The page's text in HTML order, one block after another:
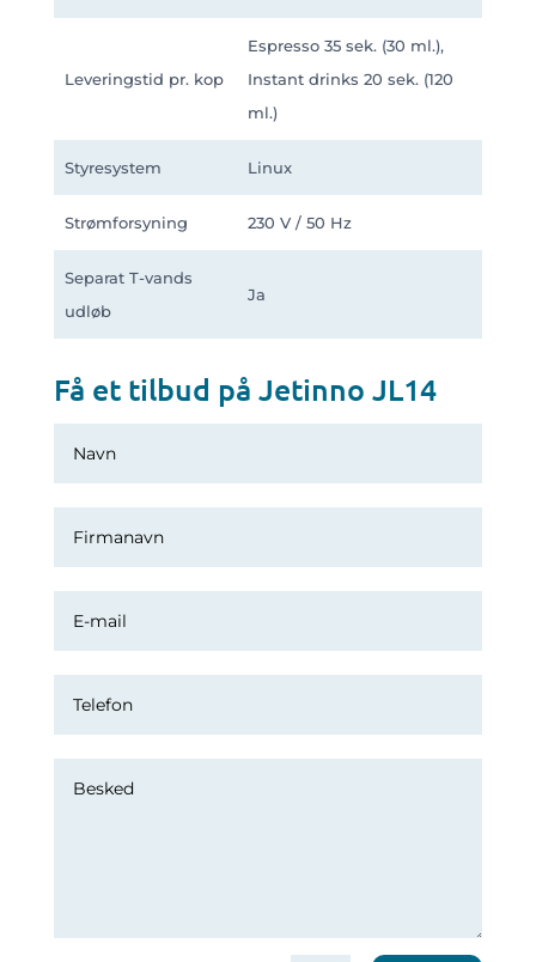
Leveringstid pr. kop
Espresso 35 sek. (30 ml.),
Instant drinks 20 sek. (120
ml.)
Styresystem Linux
Strømforsyning 230 V / 50 Hz
Separat T-vands
udløb
Ja
Få et tilbud på Jetinno JL14